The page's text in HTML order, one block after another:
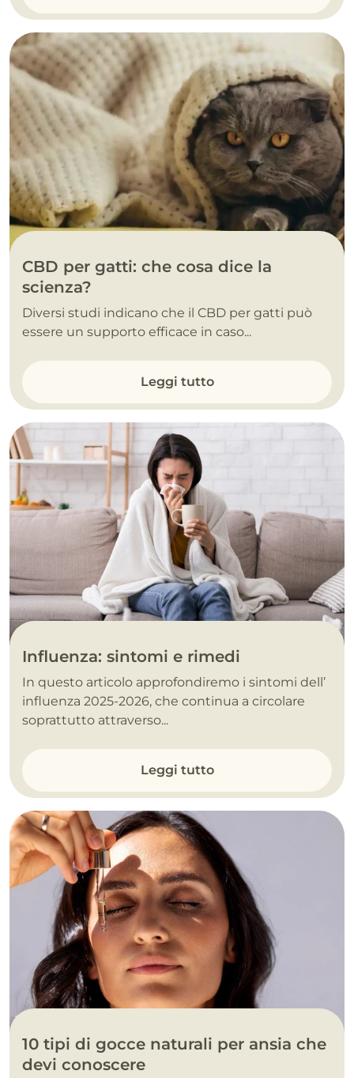
CBD per gatti: che cosa dice la
scienza?
Diversi studi indicano che il CBD per gatti può
essere un supporto efficace in caso...
Leggi tutto
Influenza: sintomi e rimedi
In questo articolo approfondiremo i sintomi dell’
influenza 2025-2026, che continua a circolare
soprattutto attraverso...
Leggi tutto
10 tipi di gocce naturali per ansia che
devi conoscere